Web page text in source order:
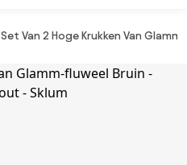
Set Van 2 Hoge Krukken Van